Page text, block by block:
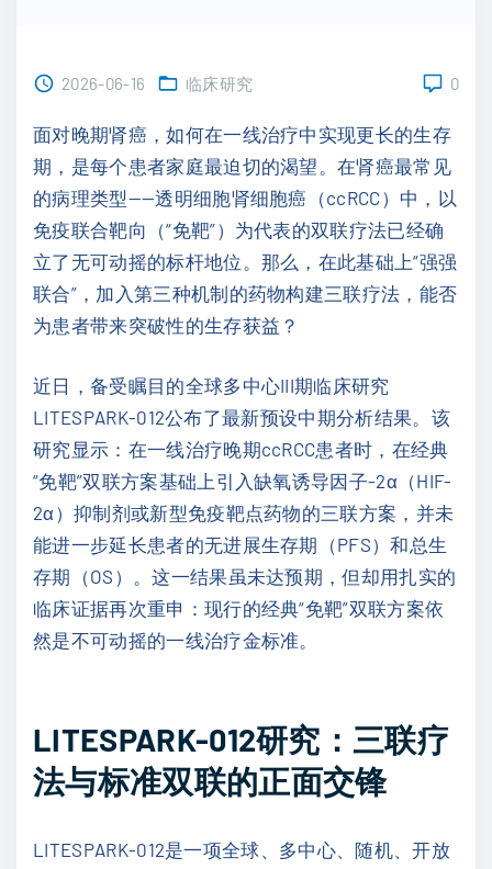
2026-06-16 临床研究 0
面对晚期肾癌，如何在一线治疗中实现更长的生存
期，是每个患者家庭最迫切的渴望。在肾癌最常见
的病理类型——透明细胞肾细胞癌（ccRCC）中，以
免疫联合靶向（“免靶”）为代表的双联疗法已经确
立了无可动摇的标杆地位。那么，在此基础上“强强
联合”，加入第三种机制的药物构建三联疗法，能否
为患者带来突破性的生存获益？
近日，备受瞩目的全球多中心III期临床研究
LITESPARK-012公布了最新预设中期分析结果。该
研究显示：在一线治疗晚期ccRCC患者时，在经典
“免靶”双联方案基础上引入缺氧诱导因子-2α（HIF-
2α）抑制剂或新型免疫靶点药物的三联方案，并未
能进一步延长患者的无进展生存期（PFS）和总生
存期（OS）。这一结果虽未达预期，但却用扎实的
临床证据再次重申：现行的经典“免靶”双联方案依
然是不可动摇的一线治疗金标准。
LITESPARK-012研究：三联疗
法与标准双联的正面交锋
LITESPARK-012是一项全球、多中心、随机、开放